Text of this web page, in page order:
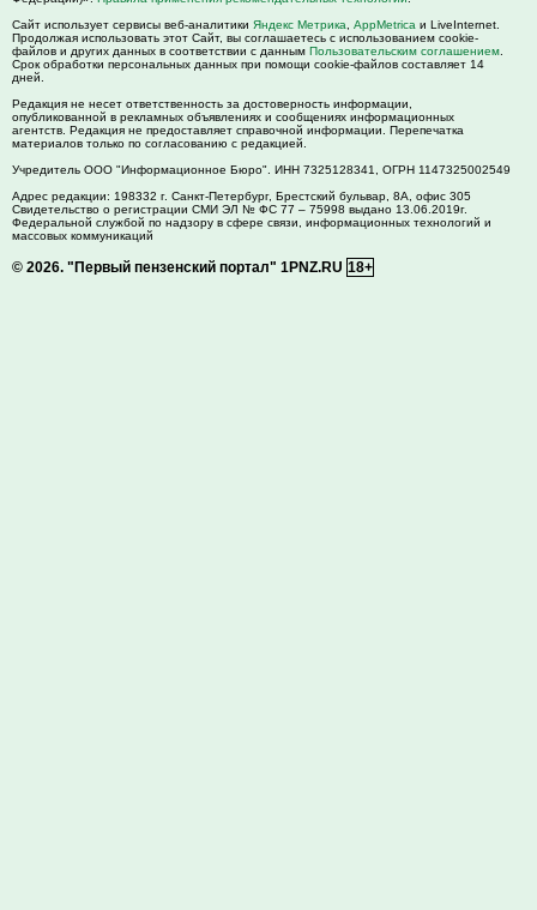
Сайт использует сервисы веб-аналитики Яндекс Метрика AppMetrica и LiveInternet.
Продолжая использовать этот Сайт, вы соглашаетесь с использованием cookie-
файлов и других данных в соответствии с данным Пользовательским соглашением
Срок обработки персональных данных при помощи cookie-файлов составляет 14
дней.
Редакция не несет ответственность за достоверность информации,
опубликованной в рекламных объявлениях и сообщениях информационных
агентств. Редакция не предоставляет справочной информации. Перепечатка
материалов только по согласованию с редакцией.
Учредитель ООО "Информационное Бюро". ИНН 7325128341, ОГРН 1147325002549
Адрес редакции: 198332 г. Санкт-Петербург, Брестский бульвар, 8А, офис 305
Свидетельство о регистрации СМИ ЭЛ № ФС 77 – 75998 выдано 13.06.2019г.
Федеральной службой по надзору в сфере связи, информационных технологий и
массовых коммуникаций
© 2026. "Первый пензенский портал" 1PNZ.RU 18+